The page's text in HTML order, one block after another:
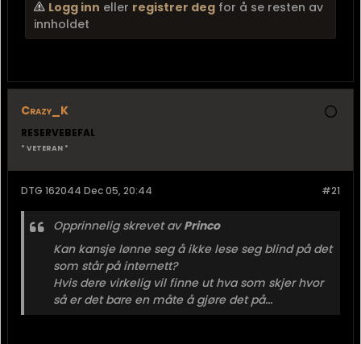
Logg inn eller registrer deg for å se resten av
innholdet
Crazy_K
RESERVEBEFAL
* VETERAN *
#21
DTG 162044 Dec 05, 20:44
Opprinnelig skrevet avPrinco
Kan kansje lønne seg å ikke lese seg blind på det
som står på internett?
Hvis dere virkelig vil finne ut hva som skjer hvor
så er det bare en måte å gjøre det på...